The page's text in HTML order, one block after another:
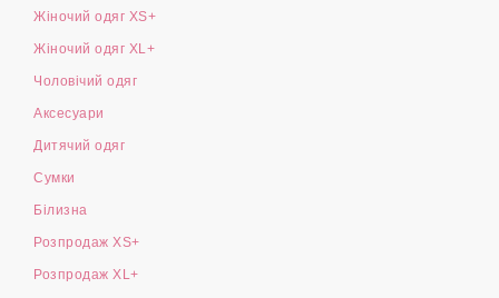
Жіночий одяг XS+
Жіночий одяг XL+
Чоловічий одяг
Аксесуари
Дитячий одяг
Сумки
Білизна
Розпродаж XS+
Розпродаж XL+